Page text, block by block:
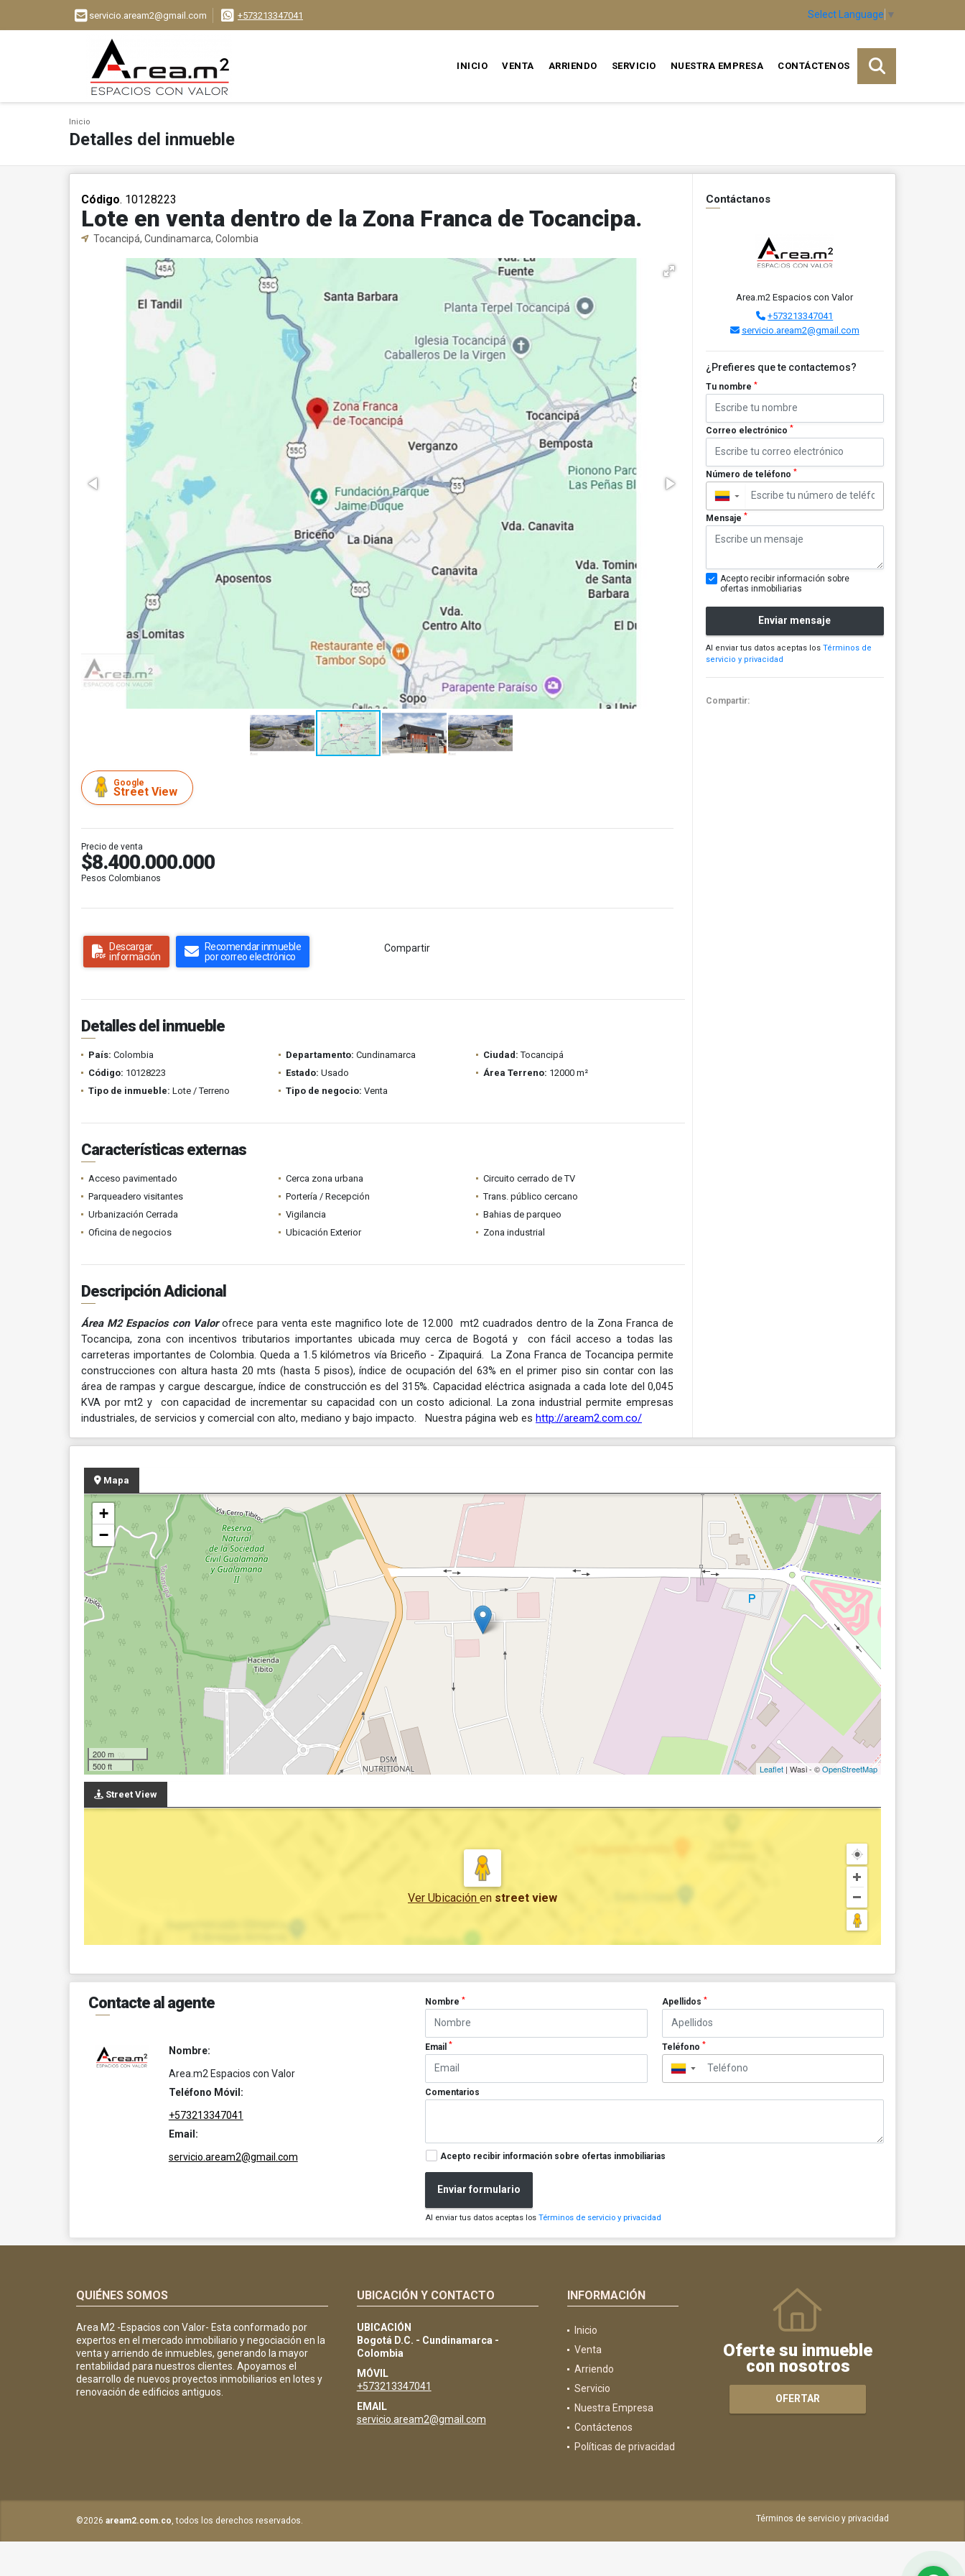
servicio.aream2@gmail.com +573213347041 Select Language ▼
INICIO VENTA ARRIENDO SERVICIO NUESTRA EMPRESA CONTÁCTENOS
Inicio
Detalles del inmueble
Código. 10128223
Lote en venta dentro de la Zona Franca de Tocancipa.
Tocancipá, Cundinamarca, Colombia
Google
Street View
Precio de venta
$8.400.000.000
Pesos Colombianos
Descargar
información
Recomendar inmueble
por correo electrónico
Compartir
Detalles del inmueble
País: Colombia Departamento: Cundinamarca Ciudad: Tocancipá
Código: 10128223 Estado: Usado Área Terreno: 12000 m²
Tipo de inmueble: Lote / Terreno Tipo de negocio: Venta
Características externas
Acceso pavimentado Cerca zona urbana
Circuito cerrado de TV
Parqueadero visitantes
Portería / Recepción
Trans. público cercano
Urbanización Cerrada
Vigilancia
Bahias de parqueo
Oficina de negocios
Ubicación Exterior Zona industrial
Descripción Adicional
Área M2 Espacios con Valorofrece para venta este magnifico lote de 12.000 mt2 cuadrados dentro de la Zona Franca de
Tocancipa, zona con incentivos tributarios importantes ubicada muy cerca de Bogotá y con fácil acceso a todas las
carreteras importantes de Colombia. Queda a 1.5 kilómetros vía Briceño - Zipaquirá. La Zona Franca de Tocancipa permite
construcciones con altura hasta 20 mts (hasta 5 pisos), índice de ocupación del 63% en el primer piso sin contar con las
área de rampas y cargue descargue, índice de construcción es del 315%. Capacidad eléctrica asignada a cada lote del 0,045
KVA por mt2 y con capacidad de incrementar su capacidad con un costo adicional. La zona industrial permite empresas
industriales, de servicios y comercial con alto, mediano y bajo impacto. Nuestra página web es http://aream2.com.co/
Contáctanos
Area.m2 Espacios con Valor
+573213347041
servicio.aream2@gmail.com
¿Prefieres que te contactemos?
Tu nombre *
Correo electrónico *
Número de teléfono *
▼
Mensaje *
Acepto recibir información sobre
ofertas inmobiliarias
Enviar mensaje
Al enviar tus datos aceptas los Términos de
servicio y privacidad
Compartir:
Mapa
+
−
200 m
500 ft
Leaflet | Wasi - ©OpenStreetMap
Street View
Ver Ubicación en street view
Contacte al agente
Nombre:
Area.m2 Espacios con Valor
Teléfono Móvil:
+573213347041
Email:
servicio.aream2@gmail.com
Nombre* Apellidos *
Email* Teléfono *
▼
Comentarios
Acepto recibir información sobre ofertas inmobiliarias
Enviar formulario
Al enviar tus datos aceptas losTérminos de servicio y privacidad
QUIÉNES SOMOS
Area M2 -Espacios con Valor- Esta conformado por
expertos en el mercado inmobiliario y negociación en la
venta y arriendo de inmuebles, generando la mayor
rentabilidad para nuestros clientes. Apoyamos el
desarrollo de nuevos proyectos inmobiliarios en lotes y
renovación de edificios antiguos.
UBICACIÓN Y CONTACTO
UBICACIÓN
Bogotá D.C. - Cundinamarca -
Colombia
MÓVIL
+573213347041
EMAIL
servicio.aream2@gmail.com
INFORMACIÓN
Inicio
Venta
Arriendo
Servicio
Nuestra Empresa
Contáctenos
Políticas de privacidad
Oferte su inmueble
con nosotros
OFERTAR
©2026 aream2.com.co, todos los derechos reservados. Términos de servicio y privacidad